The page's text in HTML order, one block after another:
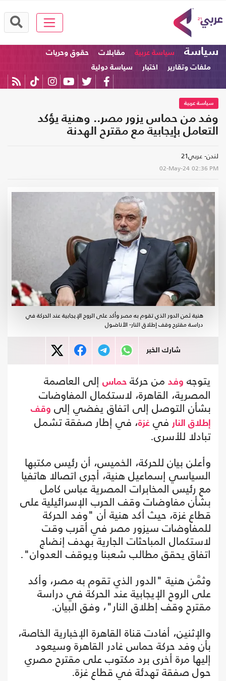
سياسة سياسة عربية مقابلات
حقوق وحريات
ملفات وتقارير
اختبار سياسة دولية
سياسة عربية
وفد من حماس يزور مصر.. وهنية يؤكد
التعامل بإيجابية مع مقترح الهدنة
لندن- عربي21
02-May-24 02:36 PM
هنية ثمن الدور الذي تقوم به مصر وأكد على الروح الإيجابية عند الحركة في
دراسة مقترح وقف إطلاق النار- الأناضول
شارك الخبر
يتوجه وفد من حركة حماس إلى العاصمة
المصرية، القاهرة، لاستكمال المفاوضات
بشأن التوصل إلى اتفاق يفضي إلى وقف
إطلاق النار في غزة، في إطار صفقة تشمل
تبادلا للأسرى.
وأعلن بيان للحركة، الخميس، أن رئيس مكتبها
السياسي إسماعيل هنية، أجرى اتصالا هاتفيا
مع رئيس المخابرات المصرية عباس كامل
بشأن مفاوضات وقف الحرب الإسرائيلية على
قطاع غزة، حيث أكد هنية أن "وفد الحركة
للمفاوضات سيزور مصر في أقرب وقت
لاستكمال المباحثات الجارية بهدف إنضاج
اتفاق يحقق مطالب شعبنا ويوقف العدوان".
وثمَّن هنية "الدور الذي تقوم به مصر، وأكد
على الروح الإيجابية عند الحركة في دراسة
مقترح وقف إطلاق النار"، وفق البيان.
والإثنين، أفادت قناة القاهرة الإخبارية الخاصة،
بأن وفد حركة حماس غادر القاهرة وسيعود
إليها مرة أخرى برد مكتوب على مقترح مصري
حول صفقة تهدئة في قطاع غزة.